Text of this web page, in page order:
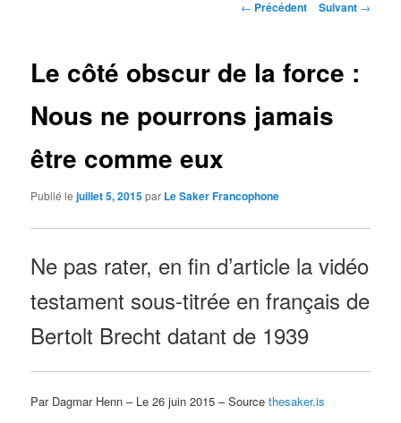
Navigation
← Précédent Suivant →
Le côté obscur de la force :
Nous ne pourrons jamais
être comme eux
Publié lejuillet 5, 2015par Le Saker Francophone
Ne pas rater, en fin d’article la vidéo
testament sous-titrée en français de
Bertolt Brecht datant de 1939
Par Dagmar Henn – Le 26 juin 2015 – Sourcethesaker.is